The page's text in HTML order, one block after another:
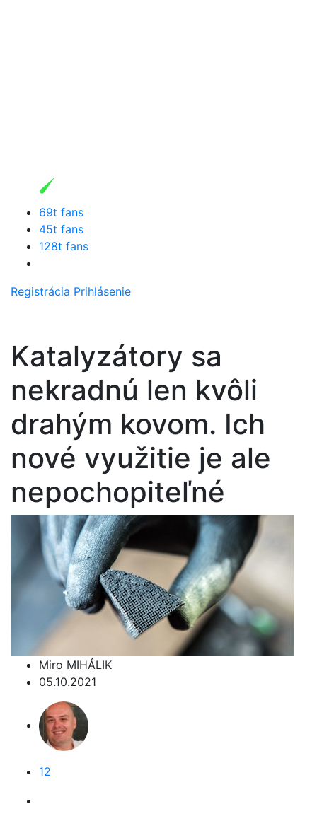
69t fans
45t fans
128t fans
Registrácia Prihlásenie
Katalyzátory sa
nekradnú len kvôli
drahým kovom. Ich
nové využitie je ale
nepochopiteľné
Miro MIHÁLIK
05.10.2021
12